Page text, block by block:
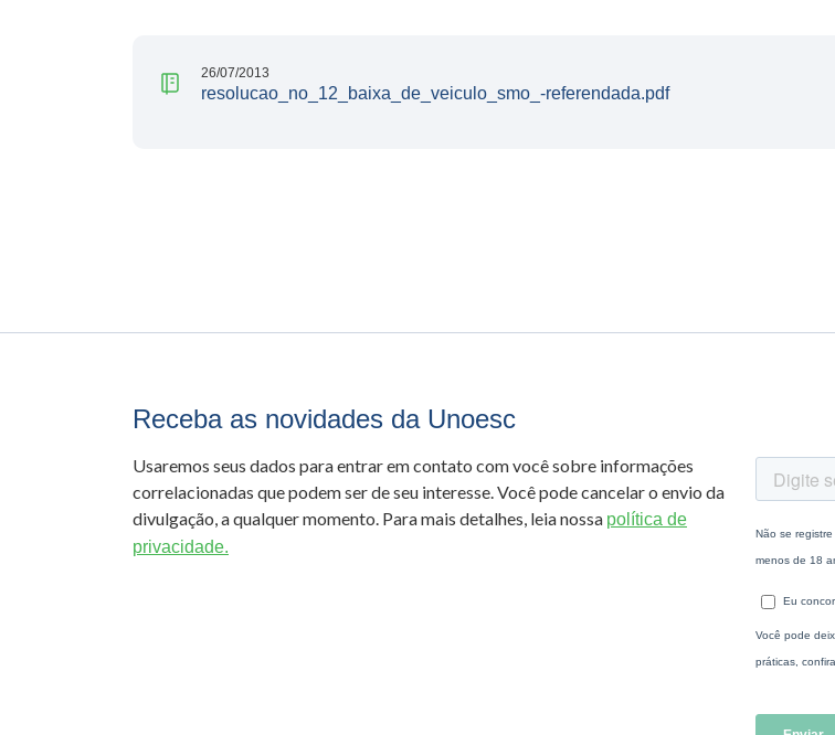
26/07/2013
resolucao_no_12_baixa_de_veiculo_smo_-referendada.pdf
Receba as novidades da Unoesc
Usaremos seus dados para entrar em contato com você sobre informações
correlacionadas que podem ser de seu interesse. Você pode cancelar o envio da
divulgação, a qualquer momento. Para mais detalhes, leia nossa política de
privacidade.